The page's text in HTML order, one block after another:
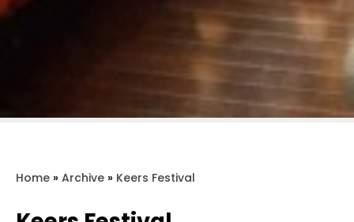
Home » Archive » Keers Festival